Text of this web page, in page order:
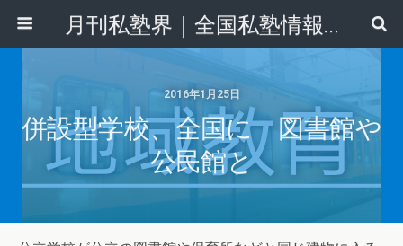
月刊私塾界｜全国私塾情報センター
2016年1月25日
併設型学校、全国に 図書館や
公民館と